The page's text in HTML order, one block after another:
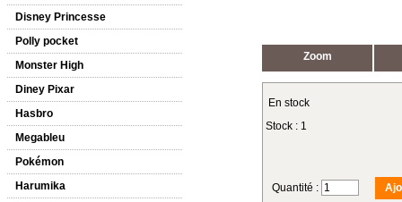
Disney Princesse
Polly pocket
Monster High
Diney Pixar
Hasbro
Megableu
Pokémon
Harumika
Zoom
En stock
Stock : 1
Quantité :